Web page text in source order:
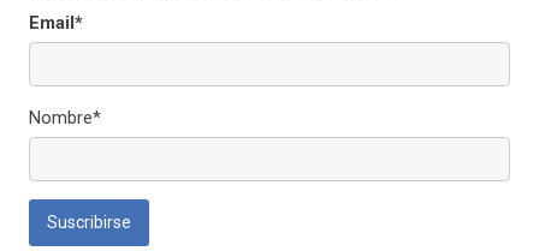
Email*
Nombre*